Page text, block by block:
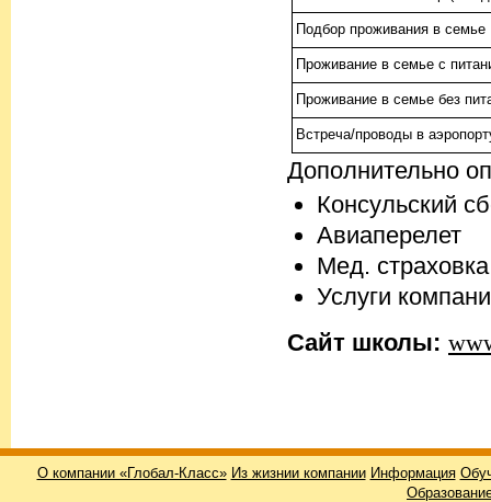
Подбор проживания в семье
Проживание в семье с
Проживание в семье без
Встреча/проводы в
Дополнительно
Консульский
Авиаперелет
Мед. страховка
Услуги
Сайт школы:
О компании «Глобал-Класс» Из жизнии компании Информация